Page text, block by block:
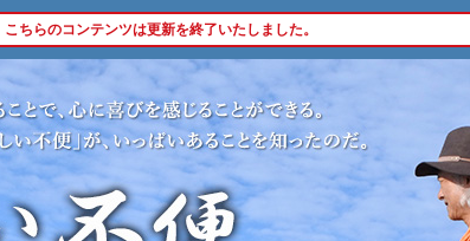
こちらのコンテンツは更新を終了いたしました。